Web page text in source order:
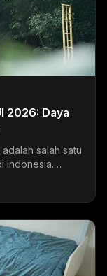
2026: Daya
salah satu
Indonesia.